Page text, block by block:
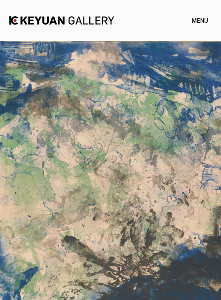
Artists
Exhibitions
Channel
News
Artworks
Shop
About